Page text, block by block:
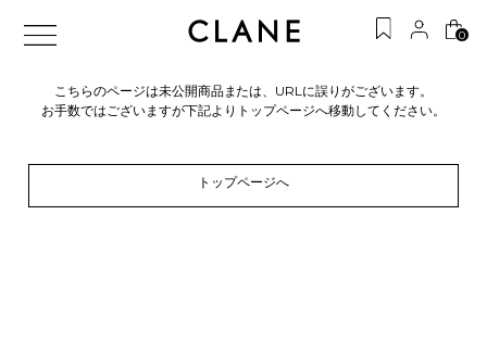
0
こちらのページは未公開商品または、URLに誤りがございます。
お手数ではございますが下記よりトップページへ移動してください。
トップページへ